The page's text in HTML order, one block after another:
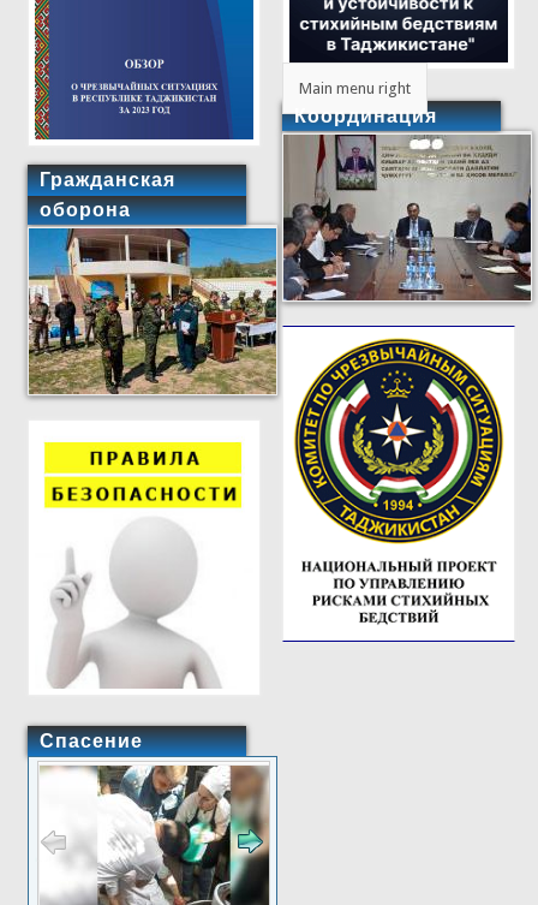
Гражданская
оборона
Спасение
Main menu right
Координация